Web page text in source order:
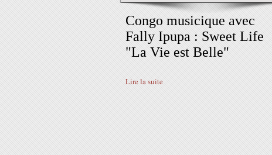
Congo musicique avec
Fally Ipupa : Sweet Life
"La Vie est Belle"
Lire la suite